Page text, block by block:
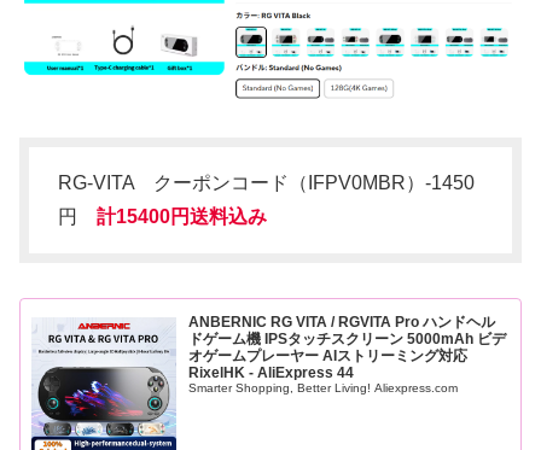
RG-VITA クーポンコード（IFPV0MBR）-1450
円 計15400円送料込み
ANBERNIC RG VITA / RGVITA Pro ハンドヘル
ドゲーム機 IPSタッチスクリーン 5000mAh ビデ
オゲームプレーヤー AIストリーミング対応
RixelHK - AliExpress 44
Smarter Shopping, Better Living! Aliexpress.com